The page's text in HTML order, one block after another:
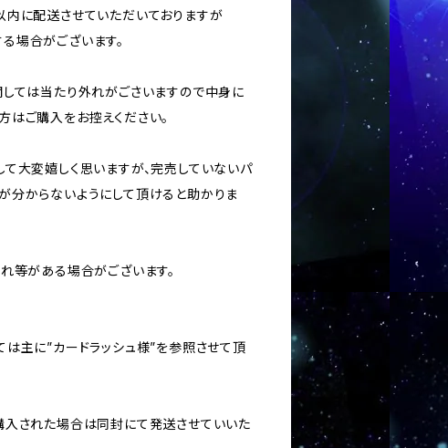
内に配送させていただいておりますが
場合がございます。
しては当たり外れがごさいますので中身に
はご購入をお控えください。
て大変嬉しく思いますが、完売していないパ
分からないようにして頂けると助かりま
等がある場合がございます。
は主に”カードラッシュ様”を参照させて頂
入された場合は同封にて発送させていいた